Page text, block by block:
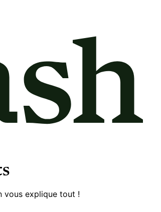
vous explique tout !